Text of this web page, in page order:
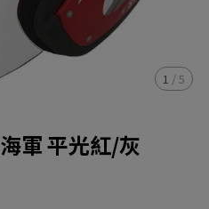
1 /5
軍 平光紅/灰